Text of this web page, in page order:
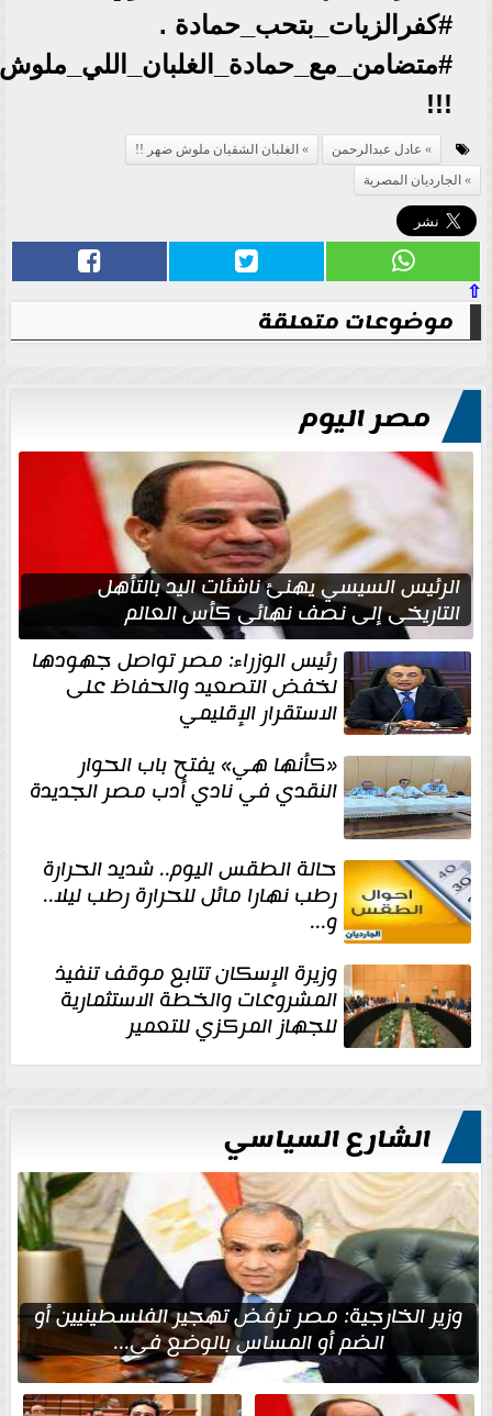
#كفرالزيات_بتحب_حمادة .
!!!
عادل عبدالرحمن
الغلبان الشقيان ملوش ضهر !!
الجارديان المصرية
⇧
موضوعات متعلقة
مصر اليوم
الرئيس السيسي يهنئ ناشئات اليد بالتأهل
التاريخي إلى نصف نهائي كأس العالم
رئيس الوزراء: مصر تواصل جهودها
لخفض التصعيد والحفاظ على
الاستقرار الإقليمي
«كأنها هي» يفتح باب الحوار
النقدي في نادي أدب مصر الجديدة
حالة الطقس اليوم.. شديد الحرارة
رطب نهارا مائل للحرارة رطب ليلا..
و...
وزيرة الإسكان تتابع موقف تنفيذ
المشروعات والخطة الاستثمارية
للجهاز المركزي للتعمير
الشارع السياسي
وزير الخارجية: مصر ترفض تهجير الفلسطينيين أو
الضم أو المساس بالوضع في...